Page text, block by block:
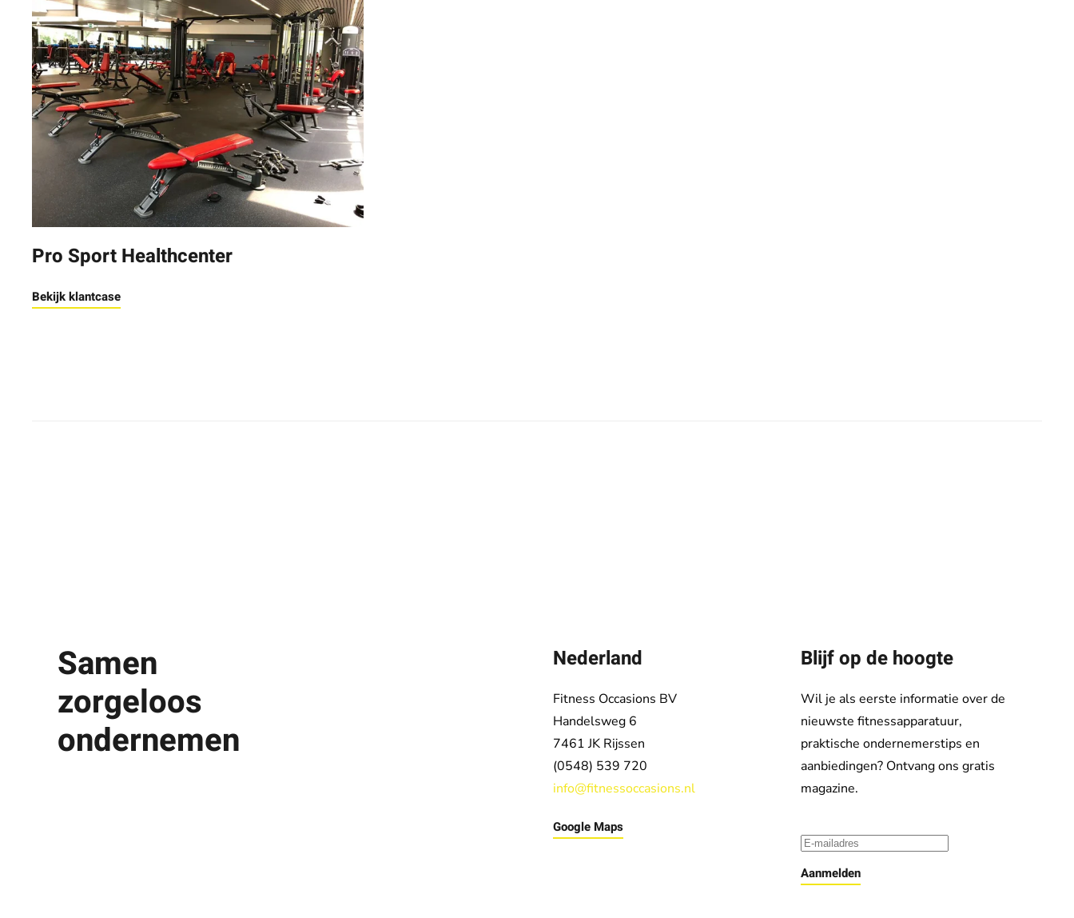
Pro Sport Healthcenter
Bekijk klantcase
Samen
zorgeloos
ondernemen
Nederland
Fitness Occasions BV
Handelsweg 6
7461 JK Rijssen
(0548) 539 720
info@fitnessoccasions.nl
Google Maps
Blijf op de hoogte
Wil je als eerste informatie over de
nieuwste fitnessapparatuur,
praktische ondernemerstips en
aanbiedingen? Ontvang ons gratis
magazine.
Aanmelden